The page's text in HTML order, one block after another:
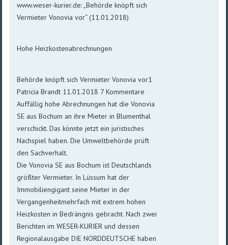
www.weser-kurier.de: „Behörde knöpft sich
Vermieter Vonovia vor“ (11.01.2018)
Hohe Heizkostenabrechnungen
Behörde knöpft sich Vermieter Vonovia vor1
Patricia Brandt 11.01.2018 7 Kommentare
Auffällig hohe Abrechnungen hat die Vonovia
SE aus Bochum an ihre Mieter in Blumenthal
verschickt. Das könnte jetzt ein juristisches
Nachspiel haben. Die Umweltbehörde prüft
den Sachverhalt.
Die Vonovia SE aus Bochum ist Deutschlands
größter Vermieter. In Lüssum hat der
Immobiliengigant seine Mieter in der
Vergangenheitmehrfach mit extrem hohen
Heizkosten in Bedrängnis gebracht. Nach zwei
Berichten im WESER-KURIER und dessen
Regionalausgabe DIE NORDDEUTSCHE haben